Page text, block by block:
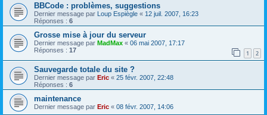
BBCode : problèmes, suggestions
Dernier message par Loup Espiègle « 12 juil. 2007, 16:23
Réponses : 6
Grosse mise à jour du serveur
Dernier message par MadMax « 06 mai 2007, 17:17
Réponses : 17 1 2
Sauvegarde totale du site ?
Dernier message par Eric « 25 févr. 2007, 22:48
Réponses : 6
maintenance
Dernier message par Eric « 08 févr. 2007, 14:06